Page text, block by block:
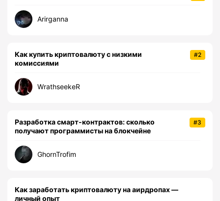
Arirganna
#2
Как купить криптовалюту с низкими
комиссиями
WrathseekeR
#3
Разработка смарт-контрактов: сколько
получают программисты на блокчейне
GhornTrofim
Как заработать криптовалюту на аирдропах —
личный опыт